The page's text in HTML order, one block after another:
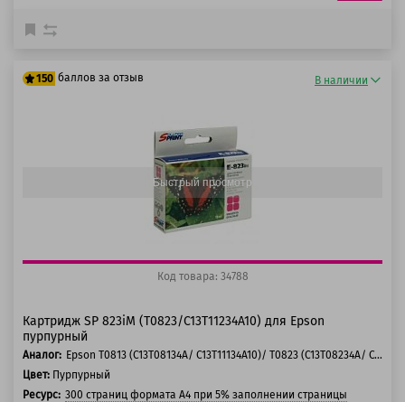
150 баллов за отзыв В наличии
Быстрый просмотр
Код товара: 34788
Картридж SP 823iM (T0823/C13T11234A10) для Epson
пурпурный
Аналог:
Epson T0813 (C13T08134A/ C13T11134A10)/ T0823 (C13T08234A/ C13T11234A10)
Цвет: Пурпурный
Ресурс: 300 страниц формата А4 при 5% заполнении страницы